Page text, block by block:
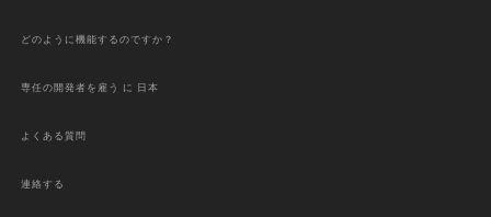
どのように機能するのですか？
専任の開発者を雇う に 日本
よくある質問
連絡する